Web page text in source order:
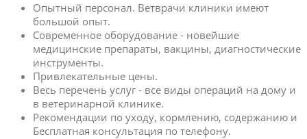
Опытный персонал. Ветврачи клиники имеют
большой опыт.
Современное оборудование - новейшие
медицинские препараты, вакцины, диагностические
инструменты.
Привлекательные цены.
Весь перечень услуг - все виды операций на дому и
в ветеринарной клинике.
Рекомендации по уходу, кормлению, содержанию и
Бесплатная консультация по телефону.